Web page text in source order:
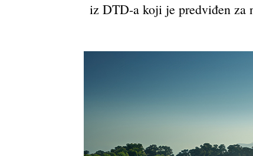
iz DTD-a koji je predviđen za